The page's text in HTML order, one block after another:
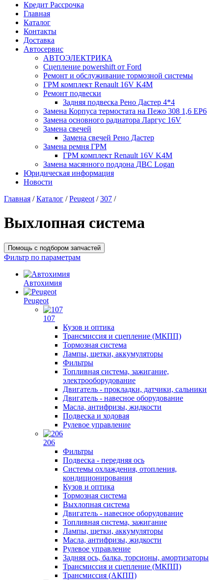
Кредит Рассрочка
Главная
Каталог
Контакты
Доставка
Автосервис
АВТОЭЛЕКТРИКА
Сцепление powershift от Ford
Ремонт и обслуживание тормозной системы
ГРМ комплект Renault 16V K4M
Ремонт подвески
Задняя подвеска Рено Дастер 4*4
Замена Корпуса термостата на Пежо 308 1,6 EP6
Замена основного радиатора Ларгус 16V
Замена свечей
Замена свечей Рено Дастер
Замена ремня ГРМ
ГРМ комплект Renault 16V K4M
Замена масянного поддона ДВС Logan
Юридическая информация
Новости
Главная / Каталог / Peugeot / 307 /
Выхлопная система
Помощь с подбором запчастей
Фильтр по параметрам
Автохимия
Peugeot
107
Кузов и оптика
Трансмиссия и сцепление (МКПП)
Тормозная система
Лампы, щетки, аккумуляторы
Фильтры
Топливная система, зажигание,
электрооборудование
Двигатель - прокладки, датчики, сальники
Двигатель - навесное оборудование
Масла, антифризы, жидкости
Подвеска и ходовая
Рулевое управление
206
Фильтры
Подвеска - передняя ось
Системы охлаждения, отопления,
кондиционирования
Кузов и оптика
Тормозная система
Выхлопная система
Двигатель - навесное оборудование
Топливная система, зажигание
Лампы, щетки, аккумуляторы
Масла, антифризы, жидкости
Рулевое управление
Задняя ось, балка, торсионы, амортизаторы
Трансмиссия и сцепление (МКПП)
Трансмиссия (АКПП)